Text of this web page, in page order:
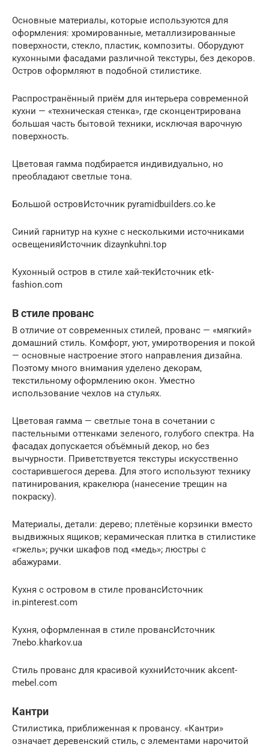
Основные материалы, которые используются для
оформления: хромированные, металлизированные
поверхности, стекло, пластик, композиты. Оборудуют
кухонными фасадами различной текстуры, без декоров.
Остров оформляют в подобной стилистике.
Распространённый приём для интерьера современной
кухни — «техническая стенка», где сконцентрирована
большая часть бытовой техники, исключая варочную
поверхность.
Цветовая гамма подбирается индивидуально, но
преобладают светлые тона.
Большой островИсточник pyramidbuilders.co.ke
Синий гарнитур на кухне с несколькими источниками
освещенияИсточник dizaynkuhni.top
Кухонный остров в стиле хай-текИсточник etk-
fashion.com
В стиле прованс
В отличие от современных стилей, прованс — «мягкий»
домашний стиль. Комфорт, уют, умиротворения и покой
— основные настроение этого направления дизайна.
Поэтому много внимания уделено декорам,
текстильному оформлению окон. Уместно
использование чехлов на стульях.
Цветовая гамма — светлые тона в сочетании с
пастельными оттенками зеленого, голубого спектра. На
фасадах допускается объёмный декор, но без
вычурности. Приветствуется текстуры искусственно
состарившегося дерева. Для этого используют технику
патинирования, кракелюра (нанесение трещин на
покраску).
Материалы, детали: дерево; плетёные корзинки вместо
выдвижных ящиков; керамическая плитка в стилистике
«гжель»; ручки шкафов под «медь»; люстры с
абажурами.
Кухня с островом в стиле провансИсточник
in.pinterest.com
Кухня, оформленная в стиле провансИсточник
7nebo.kharkov.ua
Стиль прованс для красивой кухниИсточник akcent-
mebel.com
Кантри
Стилистика, приближенная к провансу. «Кантри»
означает деревенский стиль, с элементами нарочитой